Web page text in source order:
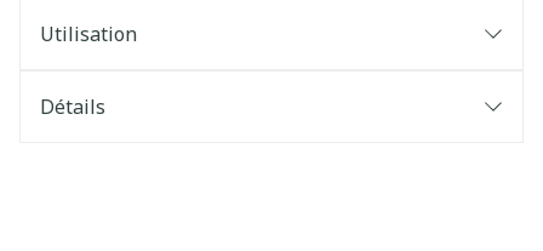
Utilisation
Détails